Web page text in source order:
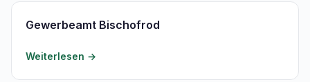
Gewerbeamt Bischofrod
Weiterlesen →